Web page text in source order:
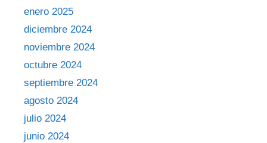
enero 2025
diciembre 2024
noviembre 2024
octubre 2024
septiembre 2024
agosto 2024
julio 2024
junio 2024